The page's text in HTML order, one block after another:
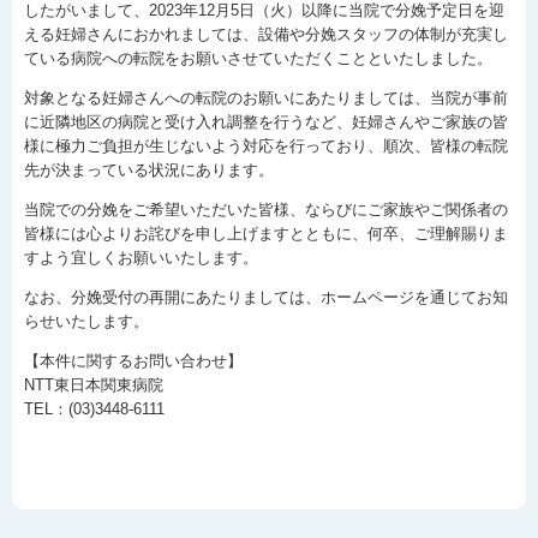
したがいまして、2023年12月5日（火）以降に当院で分娩予定日を迎
える妊婦さんにおかれましては、設備や分娩スタッフの体制が充実し
ている病院への転院をお願いさせていただくことといたしました。
対象となる妊婦さんへの転院のお願いにあたりましては、当院が事前
に近隣地区の病院と受け入れ調整を行うなど、妊婦さんやご家族の皆
様に極力ご負担が生じないよう対応を行っており、順次、皆様の転院
先が決まっている状況にあります。
当院での分娩をご希望いただいた皆様、ならびにご家族やご関係者の
皆様には心よりお詫びを申し上げますとともに、何卒、ご理解賜りま
すよう宜しくお願いいたします。
なお、分娩受付の再開にあたりましては、ホームページを通じてお知
らせいたします。
【本件に関するお問い合わせ】
NTT東日本関東病院
TEL：(03)3448-6111